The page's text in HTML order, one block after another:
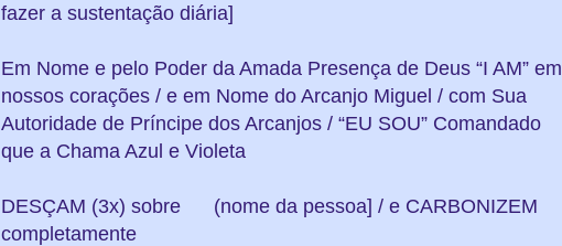
fazer a sustentação diária]
Em Nome e pelo Poder da Amada Presença de Deus “I AM” em
nossos corações / e em Nome do Arcanjo Miguel / com Sua
Autoridade de Príncipe dos Arcanjos / “EU SOU” Comandado
que a Chama Azul e Violeta
DESÇAM (3x) sobre (nome da pessoa] / e CARBONIZEM
completamente